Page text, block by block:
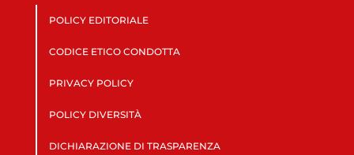
POLICY EDITORIALE
CODICE ETICO CONDOTTA
PRIVACY POLICY
POLICY DIVERSITÀ
DICHIARAZIONE DI TRASPARENZA